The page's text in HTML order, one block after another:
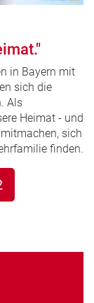
in Bayern mit
sich die
Als
Heimat - und
sich
finden.